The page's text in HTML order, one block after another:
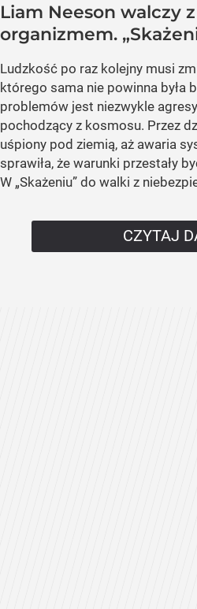
Liam Neeson walczy
organizmem.
Ludzkość po raz kolejny musi
którego sama nie powinna była
problemów jest niezwykle
pochodzący z kosmosu. Przez
uśpiony pod ziemią, aż awaria
sprawiła, że warunki przestały
W „Skażeniu” do walki z
CZYTAJ